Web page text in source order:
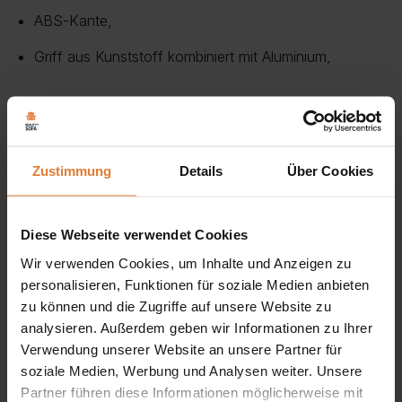
Zustimmung Details Über Cookies
Diese Webseite verwendet Cookies
Wir verwenden Cookies, um Inhalte und Anzeigen zu
personalisieren, Funktionen für soziale Medien anbieten
zu können und die Zugriffe auf unsere Website zu
analysieren. Außerdem geben wir Informationen zu Ihrer
Verwendung unserer Website an unsere Partner für
soziale Medien, Werbung und Analysen weiter. Unsere
Partner führen diese Informationen möglicherweise mit
ABS-Kante,
Griff aus Kunststoff kombiniert mit Aluminium,
minimalistisches und extrem vielseitiges Möbelstück. Im
Jugendzimmer kann er als Schreibtisch für einen Laptop
dienen, und in Kombination mit einem Spiegel ist er ein
toller Schminktisch für einen Teenager. Auch im
Schlafzimmer kann er die Rolle eines Schminktisches
übernehmen. In einem Flur oder einer Lobby kann er als
Konsole verwendet werden.
Dieses Möbelstück ist aus hochwertigen Materialien